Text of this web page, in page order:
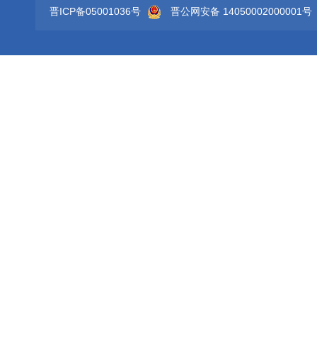
晋ICP备05001036号
晋公网安备 14050002000001号